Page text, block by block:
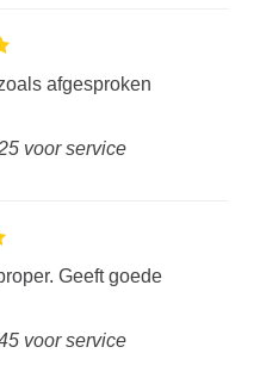
afgesproken
voor service
Geeft goede
voor service